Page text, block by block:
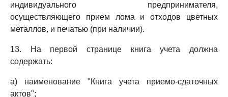
индивидуального предпринимателя,
осуществляющего прием лома и отходов цветных
металлов, и печатью (при наличии).
13. На первой странице книга учета должна
содержать:
а) наименование "Книга учета приемо-сдаточных
актов";